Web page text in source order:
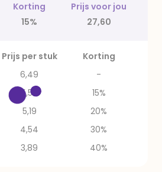
Korting
Prijs voor jou
15% 27,60
Prijs per stuk
Korting
6,49
-
5,52
15%
5,19
20%
4,54
30%
3,89 40%